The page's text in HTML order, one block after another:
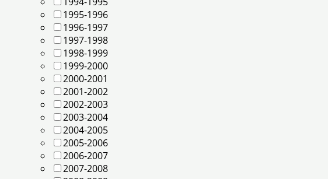
1995-1996
1996-1997
1997-1998
1998-1999
1999-2000
2000-2001
2001-2002
2002-2003
2003-2004
2004-2005
2005-2006
2006-2007
2007-2008